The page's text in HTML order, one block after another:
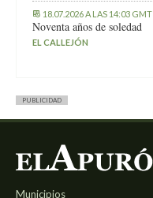
18.07.2026 A LAS 14:03 GMT
Noventa años de soledad
EL CALLEJÓN
PUBLICIDAD
Municipios